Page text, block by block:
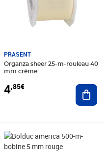
au panier
PRASENT
Organza sheer 25-m-rouleau 40
mm créme
4,85€
Prix 4,49€